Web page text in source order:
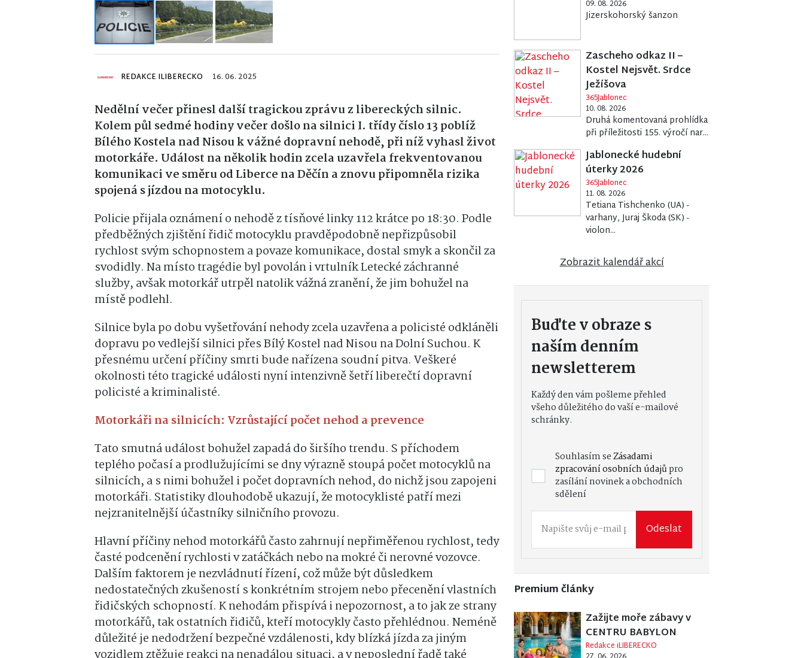
REDAKCE ILIBERECKO 16. 06. 2025
Nedělní večer přinesl další tragickou zprávu z libereckých silnic.
Kolem půl sedmé hodiny večer došlo na silnici I. třídy číslo 13 poblíž
Bílého Kostela nad Nisou k vážné dopravní nehodě, při níž vyhasl život
motorkáře. Událost na několik hodin zcela uzavřela frekventovanou
komunikaci ve směru od Liberce na Děčín a znovu připomněla rizika
spojená s jízdou na motocyklu.
Policie přijala oznámení o nehodě z tísňové linky 112 krátce po 18:30. Podle
předběžných zjištění řidič motocyklu pravděpodobněnepřizpůsobil
rychlost svým schopnostem a povaze komunikace, dostal smyk a skončil za
svodidly. Na místo tragédie byl povolán i vrtulník Letecké záchranné
služby, avšak motorkář utrpěl natolik vážná zranění, že jim bohužel na
místě podlehl.
Silnice byla po dobu vyšetřování nehody zcela uzavřena a policisté odkláněli
dopravu po vedlejší silnici přes Bílý Kostel nad Nisou na Dolní Suchou. K
přesnému určení příčiny smrti bude nařízena soudní pitva. Veškeré
okolnosti této tragické události nyní intenzivně šetří liberečtí dopravní
policisté a kriminalisté.
Motorkáři na silnicích: Vzrůstající počet nehod a prevence
Tato smutná událost bohužel zapadá do širšího trendu. S příchodem
teplého počasí a prodlužujícími se dny výrazně stoupá počet motocyklů na
silnicích, a s nimi bohužel i počet dopravních nehod, do nichž jsou zapojeni
motorkáři. Statistiky dlouhodobě ukazují, že motocyklisté patří mezi
nejzranitelnější účastníky silničního provozu.
Hlavní příčiny nehod motorkářů často zahrnujínepřiměřenou rychlost, tedy
časté podcenění rychlosti v zatáčkách nebo na mokré či nerovné vozovce.
Dalším faktorem je nezvládnutí řízení, což může být důsledkem
nedostatečných zkušeností s konkrétním strojem nebo přecenění vlastních
řidičských schopností. K nehodám přispívá inepozornost, a to jak ze strany
motorkářů, tak ostatních řidičů, kteří motocykly často přehlédnou. Neméně
důležité je nedodržení bezpečné vzdálenosti, kdy blízká jízda za jiným
09. 08. 2026
Jizerskohorský šanzon
Zascheho odkaz II –
Kostel Nejsvět. Srdce
Ježíšova
365Jablonec
10. 08. 2026
Druhá komentovaná prohlídka
při příležitosti 155. výročí nar...
Jablonecké hudební
úterky 2026
365Jablonec
11. 08. 2026
Tetiana Tishchenko (UA) -
varhany, Juraj Škoda (SK) -
violon...
Zobrazit kalendář akcí
Buďte v obraze s
naším denním
newsletterem
Každý den vám pošleme přehled
všeho důležitého do vaší e-mailové
schránky.
Souhlasím seZásadami
zpracování osobních údajůpro
zasílání novinek a obchodních
sdělení
Odeslat
Premium články
Zažijte moře zábavy v
CENTRU BABYLON
Redakce iLIBERECKO